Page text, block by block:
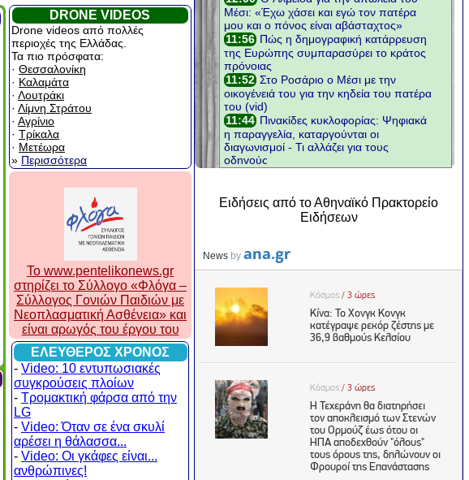
DRONE VIDEOS
Drone videos από πολλές
περιοχές της Ελλάδας.
Τα πιο πρόσφατα:
· Θεσσαλονίκη
· Καλαμάτα
· Λουτράκι
· Λίμνη Στράτου
· Αγρίνιο
· Τρίκαλα
· Μετέωρα
» Περισσότερα
To www.pentelikonews.gr
στηρίζει το Σύλλογο «Φλόγα –
Σύλλογος Γονιών Παιδιών με
Νεοπλασματική Ασθένεια» και
είναι αρωγός του έργου του
ΕΛΕΥΘΕΡΟΣ ΧΡΟΝΟΣ
- Video: 10 εντυπωσιακές
συγκρούσεις πλοίων
- Τρομακτική φάρσα από την
LG
- Video: Όταν σε ένα σκυλί
αρέσει η θάλασσα...
- Video: Οι γκάφες είναι...
ανθρώπινες!
Ειδήσεις από το Αθηναϊκό Πρακτορείο
Ειδήσεων